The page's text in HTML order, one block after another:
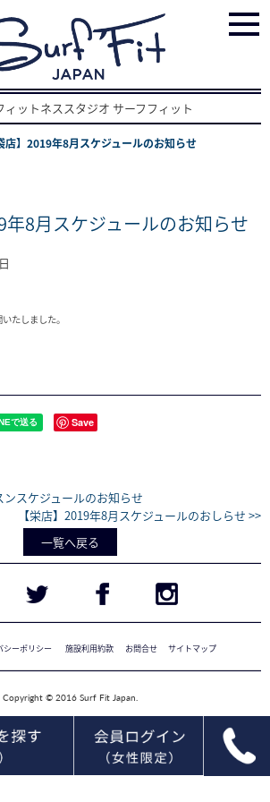
ィットネススタジオ サーフフィット
店】2019年8月スケジュールのお知らせ
年8月スケジュールのお知らせ
たしました。
Save
スケジュールのお知らせ
【栄店】2019年8月スケジュールのおしらせ >>
一覧へ戻る
シーポリシー 施設利用約款 お問合せ サイトマップ
Copyright © 2016 Surf Fit Japan.